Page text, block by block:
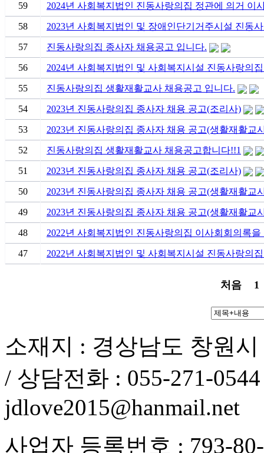
59 2024년 사회복지법인 진동사랑의집 정관에 의거
58 2023년 사회복지법인 및 장애인단기거주시설 진동
57 진동사랑의집 종사자 채용공고 입니다.
56 2024년 사회복지법인 및 사회복지시설 진동사랑의
55 진동사랑의집 생활재활교사 채용공고 입니다.
54 2023년 진동사랑의집 종사자 채용 공고(조리사)
53 2023년 진동사랑의집 종사자 채용 공고(생활재활교
52 진동사랑의집 생활재활교사 채용공고합니다!!1
51 2023년 진동사랑의집 종사자 채용 공고(조리사)
50 2023년 진동사랑의집 종사자 채용 공고(생활재활교
49 2023년 진동사랑의집 종사자 채용 공고(생활재활교
48 2022년 사회복지법인 진동사랑의집 이사회회의록
47 2022년 사회복지법인 및 사회복지시설 진동사랑의
처음 1
소재지 : 경상남도 창원
/ 상담전화 : 055-271-
jdlove2015@hanmail.net
사업자 등록번호 : 793-